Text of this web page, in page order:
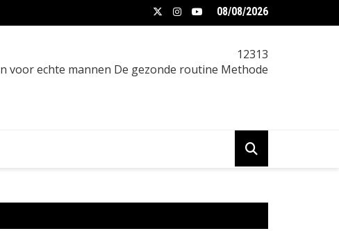
Buikvet verminderen vrouw: praktische gids 08/08/2026
12313
voor echte mannen De gezonde routine Methode